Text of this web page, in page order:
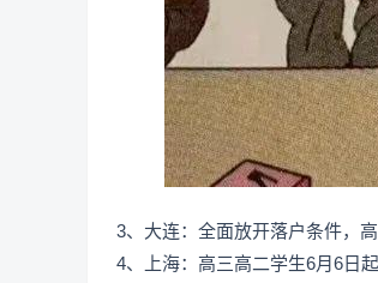
3、大连：全面放开落户条件，
4、上海：高三高二学生6月6日